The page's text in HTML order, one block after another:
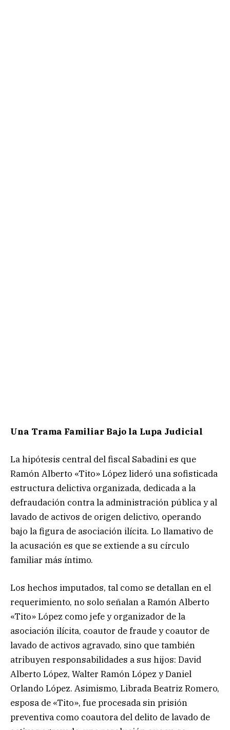
Una Trama Familiar Bajo la Lupa Judicial
La hipótesis central del fiscal Sabadini es que
Ramón Alberto «Tito» López lideró una sofisticada
estructura delictiva organizada, dedicada a la
defraudación contra la administración pública y al
lavado de activos de origen delictivo, operando
bajo la figura de asociación ilícita. Lo llamativo de
la acusación es que se extiende a su círculo
familiar más íntimo.
Los hechos imputados, tal como se detallan en el
requerimiento, no solo señalan a Ramón Alberto
«Tito» López como jefe y organizador de la
asociación ilícita, coautor de fraude y coautor de
lavado de activos agravado, sino que también
atribuyen responsabilidades a sus hijos: David
Alberto López, Walter Ramón López y Daniel
Orlando López. Asimismo, Librada Beatriz Romero,
esposa de «Tito», fue procesada sin prisión
preventiva como coautora del delito de lavado de